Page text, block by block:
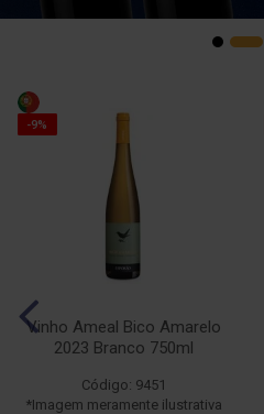
-9%
Vinho Ameal Bico Amarelo
2023 Branco 750ml
Código: 9451
*Imagem meramente ilustrativa